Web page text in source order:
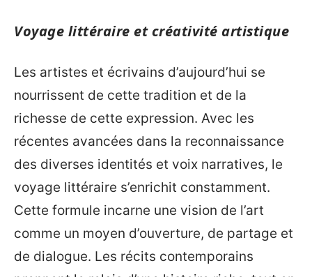
Voyage littéraire et créativité artistique
Les artistes et écrivains d’aujourd’hui se
nourrissent de cette tradition et de la
richesse de cette expression. Avec les
récentes avancées dans la reconnaissance
des diverses identités et voix narratives, le
voyage littéraire s’enrichit constamment.
Cette formule incarne une vision de l’art
comme un moyen d’ouverture, de partage et
de dialogue. Les récits contemporains